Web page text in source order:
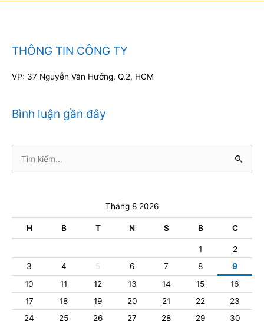
THÔNG TIN CÔNG TY
VP: 37 Nguyễn Văn Hưởng, Q.2, HCM
Bình luận gần đây
kiếm:
Tháng 8 2026
H B T N S B C
1
2
3
4 5 6 7 8
9
10
11 12 13 14 15
16
17
18 19 20 21 22
23
24
25 26 27 28 29 30